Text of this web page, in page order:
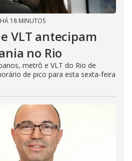
HÁ 18 MINUTOS
VLT antecipam
no Rio
metrô e VLT do Rio de
de pico para esta sexta-feira